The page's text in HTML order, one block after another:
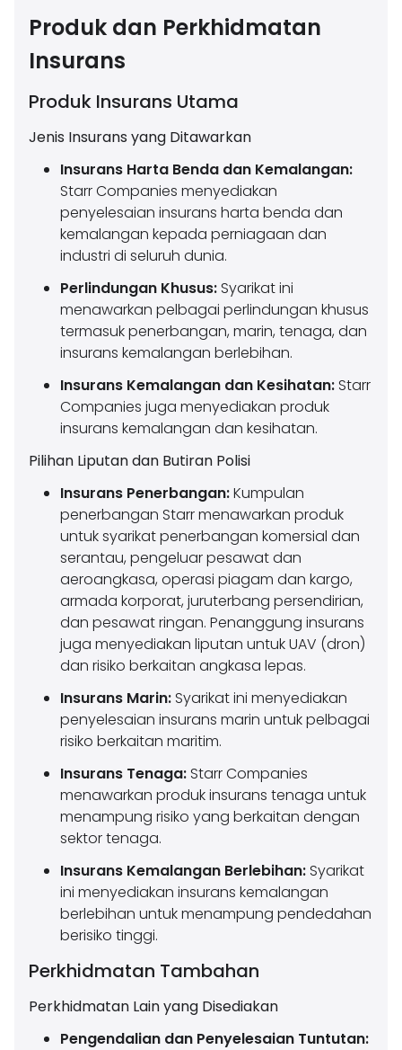
Produk dan Perkhidmatan
Insurans
Produk Insurans Utama
Jenis Insurans yang Ditawarkan
Insurans Harta Benda dan Kemalangan:
Starr Companies menyediakan
penyelesaian insurans harta benda dan
kemalangan kepada perniagaan dan
industri di seluruh dunia.
Perlindungan Khusus: Syarikat ini
menawarkan pelbagai perlindungan khusus
termasuk penerbangan, marin, tenaga, dan
insurans kemalangan berlebihan.
Insurans Kemalangan dan Kesihatan: Starr
Companies juga menyediakan produk
insurans kemalangan dan kesihatan.
Pilihan Liputan dan Butiran Polisi
Insurans Penerbangan:Kumpulan
penerbangan Starr menawarkan produk
untuk syarikat penerbangan komersial dan
serantau, pengeluar pesawat dan
aeroangkasa, operasi piagam dan kargo,
armada korporat, juruterbang persendirian,
dan pesawat ringan. Penanggung insurans
juga menyediakan liputan untuk UAV (dron)
dan risiko berkaitan angkasa lepas.
Insurans Marin: Syarikat ini menyediakan
penyelesaian insurans marin untuk pelbagai
risiko berkaitan maritim.
Insurans Tenaga: Starr Companies
menawarkan produk insurans tenaga untuk
menampung risiko yang berkaitan dengan
sektor tenaga.
Insurans Kemalangan Berlebihan: Syarikat
ini menyediakan insurans kemalangan
berlebihan untuk menampung pendedahan
berisiko tinggi.
Perkhidmatan Tambahan
Perkhidmatan Lain yang Disediakan
Pengendalian dan Penyelesaian Tuntutan: